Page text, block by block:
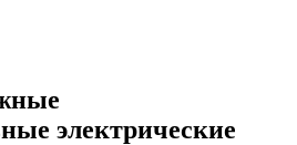
электрические